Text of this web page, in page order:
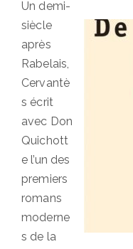
Un demi-
siècle
après
Rabelais,
Cervantè
s écrit
avec Don
Quichott
e l’un des
premiers
romans
moderne
s de la